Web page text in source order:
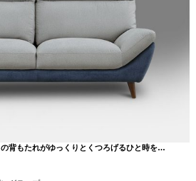
背もたれがゆっくりとくつろげるひと時を…